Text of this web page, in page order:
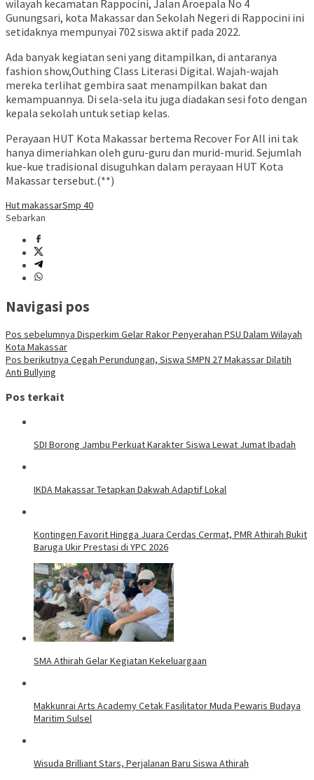
wilayah kecamatan Rappocini, Jalan Aroepala No 4
Gunungsari, kota Makassar dan Sekolah Negeri di Rappocini ini
setidaknya mempunyai 702 siswa aktif pada 2022.
Ada banyak kegiatan seni yang ditampilkan, di antaranya
fashion show,Outhing Class Literasi Digital. Wajah-wajah
mereka terlihat gembira saat menampilkan bakat dan
kemampuannya. Di sela-sela itu juga diadakan sesi foto dengan
kepala sekolah untuk setiap kelas.
Perayaan HUT Kota Makassar bertema Recover For All ini tak
hanya dimeriahkan oleh guru-guru dan murid-murid. Sejumlah
kue-kue tradisional disuguhkan dalam perayaan HUT Kota
Makassar tersebut.(**)
Hut makassarSmp 40
Sebarkan
Navigasi pos
Pos sebelumnya Disperkim Gelar Rakor Penyerahan PSU Dalam Wilayah
Kota Makassar
Pos berikutnya Cegah Perundungan, Siswa SMPN 27 Makassar Dilatih
Anti Bullying
Pos terkait
SDI Borong Jambu Perkuat Karakter Siswa Lewat Jumat Ibadah
IKDA Makassar Tetapkan Dakwah Adaptif Lokal
Kontingen Favorit Hingga Juara Cerdas Cermat, PMR Athirah Bukit
Baruga Ukir Prestasi di YPC 2026
SMA Athirah Gelar Kegiatan Kekeluargaan
Makkunrai Arts Academy Cetak Fasilitator Muda Pewaris Budaya
Maritim Sulsel
Wisuda Brilliant Stars, Perjalanan Baru Siswa Athirah